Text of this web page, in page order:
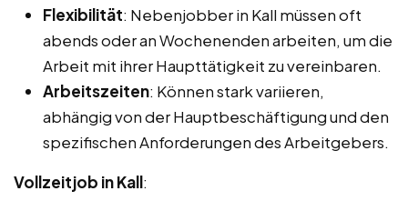
Flexibilität: Nebenjobber in Kall müssen oft
abends oder an Wochenenden arbeiten, um die
Arbeit mit ihrer Haupttätigkeit zu vereinbaren.
Arbeitszeiten: Können stark variieren,
abhängig von der Hauptbeschäftigung und den
spezifischen Anforderungen des Arbeitgebers.
Vollzeitjob in Kall: